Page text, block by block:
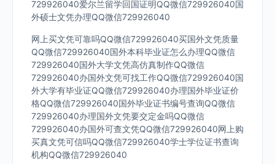
729926040爱尔兰留学回国证明QQ微信729926040国
外硕士文凭办理QQ微信729926040
网上买文凭可靠吗QQ微信729926040买国外文凭质量
QQ微信729926040国外本科毕业证怎么办理QQ微信
729926040国外大学文凭高仿真制作QQ微信
729926040办国外文凭可找工作QQ微信729926040国
外大学有毕业证QQ微信729926040办理国外毕业证价
格QQ微信729926040国外毕业证书编号查询QQ微信
729926040办理国外文凭要交定金吗QQ微信
729926040办国外可查文凭QQ微信729926040网上购
买真文凭可信吗QQ微信729926040学士学位证书查询
机构QQ微信729926040